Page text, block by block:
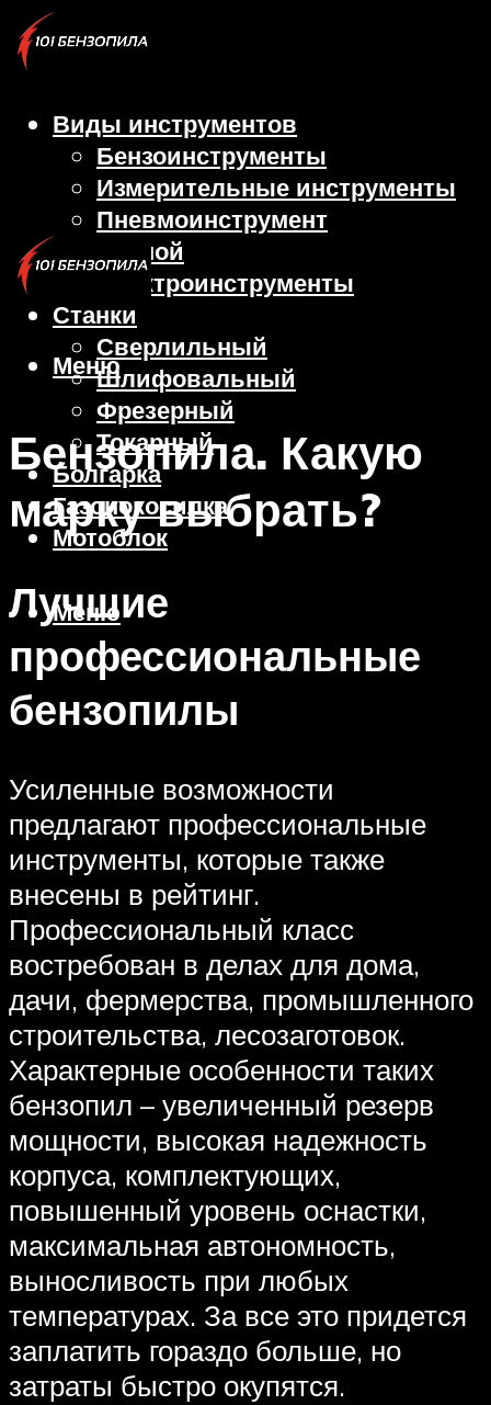
Виды инструментов
Бензоинструменты
Измерительные инструменты
Пневмоинструмент
Ручной
Электроинструменты
Станки
Сверлильный
Шлифовальный
Фрезерный
Токарный
Болгарка
Газонокосилка
Мотоблок
Меню
Меню
Бензопила. Какую
марку выбрать?
Лучшие
профессиональные
бензопилы
Усиленные возможности
предлагают профессиональные
инструменты, которые также
внесены в рейтинг.
Профессиональный класс
востребован в делах для дома,
дачи, фермерства, промышленного
строительства, лесозаготовок.
Характерные особенности таких
бензопил – увеличенный резерв
мощности, высокая надежность
корпуса, комплектующих,
повышенный уровень оснастки,
максимальная автономность,
выносливость при любых
температурах. За все это придется
заплатить гораздо больше, но
затраты быстро окупятся.